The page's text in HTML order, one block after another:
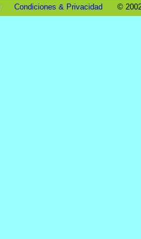
Condiciones & Privacidad ©